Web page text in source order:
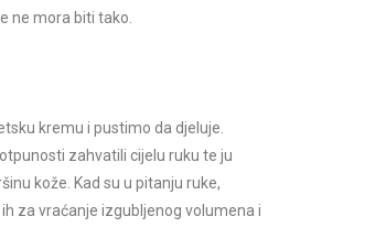
ne mora biti tako.
kremu i pustimo da djeluje.
zahvatili cijelu ruku te ju
kože. Kad su u pitanju ruke,
za vraćanje izgubljenog volumena i